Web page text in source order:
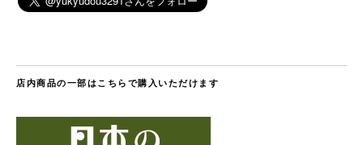
店内商品の一部はこちらで購入いただけます